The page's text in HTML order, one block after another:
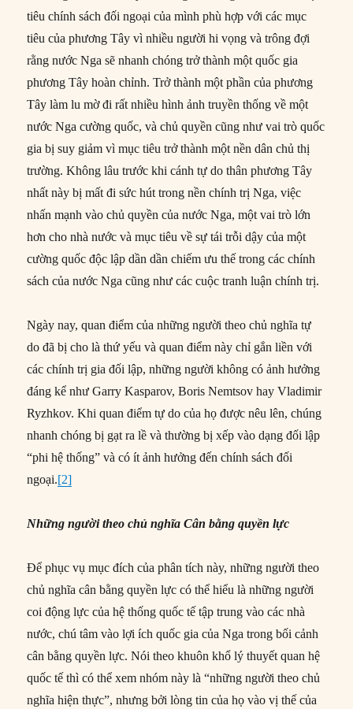
tiêu chính sách đối ngoại của mình phù hợp với các mục
tiêu của phương Tây vì nhiều người hi vọng và trông đợi
rằng nước Nga sẽ nhanh chóng trở thành một quốc gia
phương Tây hoàn chỉnh. Trở thành một phần của phương
Tây làm lu mờ đi rất nhiều hình ảnh truyền thống về một
nước Nga cường quốc, và chủ quyền cũng như vai trò quốc
gia bị suy giảm vì mục tiêu trở thành một nền dân chủ thị
trường. Không lâu trước khi cánh tự do thân phương Tây
nhất này bị mất đi sức hút trong nền chính trị Nga, việc
nhấn mạnh vào chủ quyền của nước Nga, một vai trò lớn
hơn cho nhà nước và mục tiêu về sự tái trỗi dậy của một
cường quốc độc lập dần dần chiếm ưu thế trong các chính
sách của nước Nga cũng như các cuộc tranh luận chính trị.
Ngày nay, quan điểm của những người theo chủ nghĩa tự
do đã bị cho là thứ yếu và quan điểm này chỉ gắn liền với
các chính trị gia đối lập, những người không có ảnh hưởng
đáng kể như Garry Kasparov, Boris Nemtsov hay Vladimir
Ryzhkov. Khi quan điểm tự do của họ được nêu lên, chúng
nhanh chóng bị gạt ra lề và thường bị xếp vào dạng đối lập
“phi hệ thống” và có ít ảnh hưởng đến chính sách đối
ngoại.[2]
Những người theo chủ nghĩa Cân bằng quyền lực
Để phục vụ mục đích của phân tích này, những người theo
chủ nghĩa cân bằng quyền lực có thể hiểu là những người
coi động lực của hệ thống quốc tế tập trung vào các nhà
nước, chú tâm vào lợi ích quốc gia của Nga trong bối cảnh
cân bằng quyền lực. Nói theo khuôn khổ lý thuyết quan hệ
quốc tế thì có thể xem nhóm này là “những người theo chủ
nghĩa hiện thực”, nhưng bởi lòng tin của họ vào vị thế của